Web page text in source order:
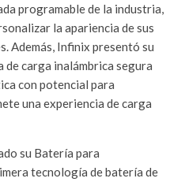
programable de la industria,
la apariencia de sus
Además, Infinix presentó su
carga inalámbrica segura
con potencial para
una experiencia de carga
su Batería para
tecnología de batería de